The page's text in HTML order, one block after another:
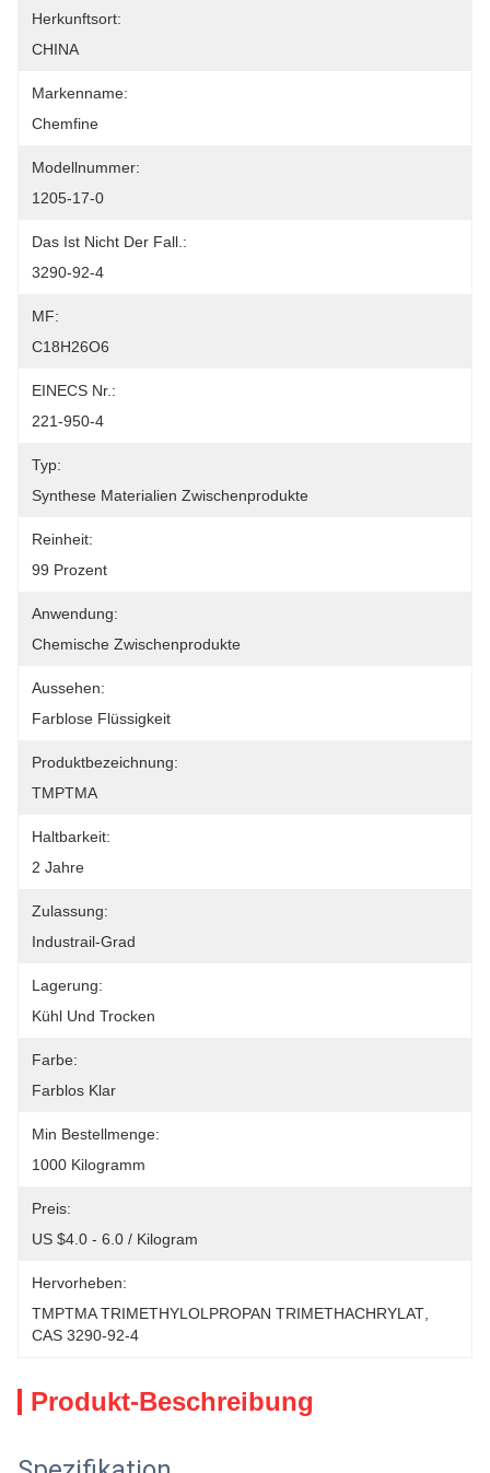
Herkunftsort:
CHINA
Markenname:
Chemfine
Modellnummer:
1205-17-0
Das Ist Nicht Der Fall.:
3290-92-4
MF:
C18H26O6
EINECS Nr.:
221-950-4
Typ:
Synthese Materialien Zwischenprodukte
Reinheit:
99 Prozent
Anwendung:
Chemische Zwischenprodukte
Aussehen:
Farblose Flüssigkeit
Produktbezeichnung:
TMPTMA
Haltbarkeit:
2 Jahre
Zulassung:
Industrail-Grad
Lagerung:
Kühl Und Trocken
Farbe:
Farblos Klar
Min Bestellmenge:
1000 Kilogramm
Preis:
US $4.0 - 6.0 / Kilogram
Hervorheben:
TMPTMA TRIMETHYLOLPROPAN TRIMETHACHRYLAT
CAS 3290-92-4
Produkt-Beschreibung